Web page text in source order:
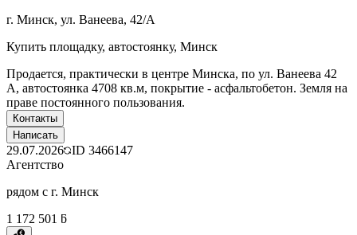
г. Минск, ул. Ванеева, 42/А
Купить площадку, автостоянку, Минск
Продается, практически в центре Минска, по ул. Ванеева 42
А, автостоянка 4708 кв.м, покрытие - асфальтобетон. Земля на
праве постоянного пользования.
Контакты
Написать
29.07.2026 ID 3466147
Агентство
рядом с г. Минск
1 172 501 ƃ